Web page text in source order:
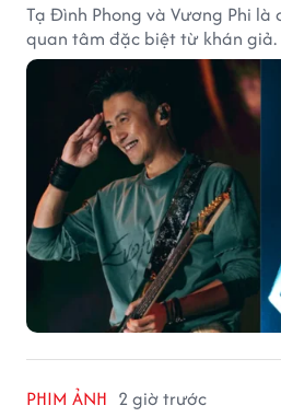
Tạ Đình Phong và Vương Phi
quan tâm đặc biệt từ khán giả.
PHIM ẢNH 2 giờ trước